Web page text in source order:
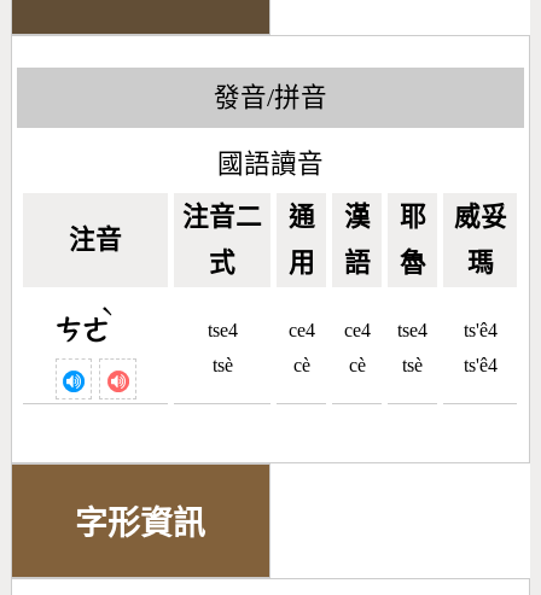
發音/拼音
國語讀音
注音
注音二
式
通
用
漢
語
耶
魯
威妥
瑪
ㄘㄜ
ˋ
tse4
tsè
ce4
cè
ce4
cè
tse4
tsè
ts'ê4
ts'ê4
字形資訊